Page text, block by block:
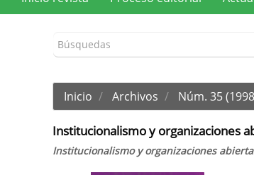
Inicio Archivos Núm. 35
Institucionalismo y organizaciones
Institucionalismo y organizaciones